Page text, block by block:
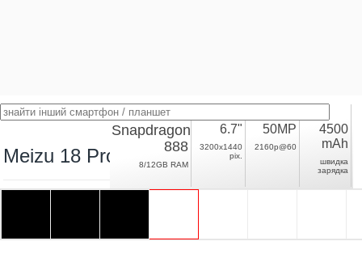
Meizu 18 Pro
Snapdragon
888
8/12GB RAM
6.7"
3200x1440
pix.
50MP
2160p@60
4500
mAh
швидка
зарядка